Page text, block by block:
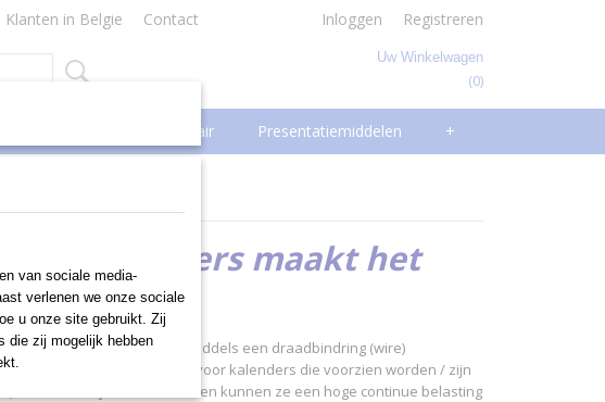
Klanten in Belgie Contact Inloggen Registreren
Uw Winkelwagen
(0)
Facilitair Presentatiemiddelen +
Officeknallers maakt het
automatische verwerking middels een draadbindring (wire)
zijn bestemd voor kalenders die voorzien worden / zijn
daarnaast zijn ze kleurvast en kunnen ze een hoge continue belasting
van sociale media-
verlenen we onze sociale
u onze site gebruikt. Zij
die zij mogelijk hebben